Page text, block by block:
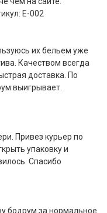
E-002
их бельем уже
Качеством всегда
доставка. По
выигрывает.
Привез курьер по
упаковку и
Спасибо
бодрум за нормальное